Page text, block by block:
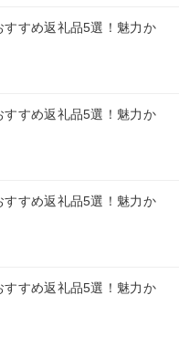
すめ返礼品5選！魅力か
すめ返礼品5選！魅力か
すめ返礼品5選！魅力か
すめ返礼品5選！魅力か